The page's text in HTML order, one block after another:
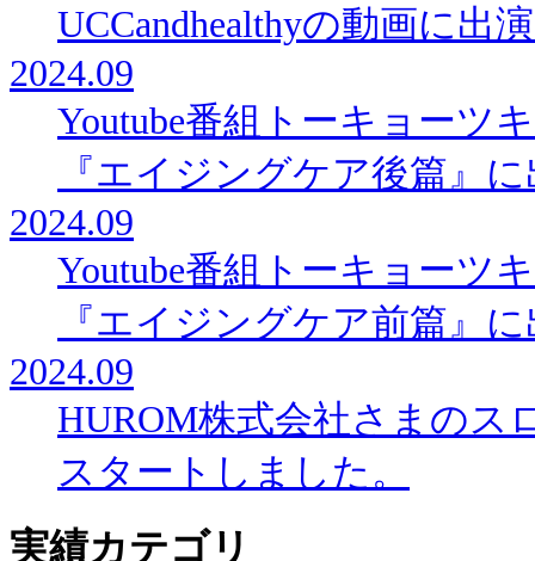
UCCandhealthyの動画に出
2024.09
Youtube番組トーキョーツ
『エイジングケア後篇』
2024.09
Youtube番組トーキョーツ
『エイジングケア前篇』
2024.09
HUROM株式会社さまのス
スタートしました。
実績カテゴリ